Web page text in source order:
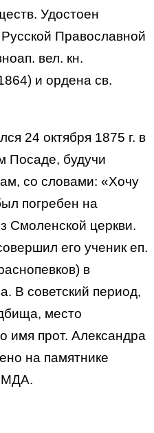
Удостоен
Православной
вел. кн.
и ордена св.
24 октября 1875 г. в
Посаде, будучи
со словами: «Хочу
погребен на
Смоленской церкви.
его ученик еп.
в
В советский период,
место
имя прот. Александра
на памятнике
МДА.